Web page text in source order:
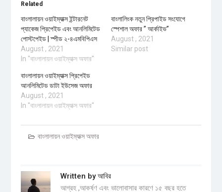
Related
বাংলালায়ন ওয়াইম্যাক্স ইন্টারনেট
প্যাকেজ প্রিপেইড এবং আনলিমিটেড
পোস্টপেইড | স্পীড ২-৪এমবিপিএস
August , 2021
In "বাংলালায়ন ওয়াইম্যাক্স অফার"
বাংলালিংক নতুন প্রিপাইড সংযোগে
স্পেশাল অফার ” আর্কাইভ”
August , 2021
Similar post
বাংলালায়ন ওয়াইম্যাক্স প্রিপেইড
আনলিমিটেড ডাটা ইউসেজ অফার
August , 2021
In "বাংলালায়ন ওয়াইম্যাক্স অফার"
বাংলালায়ন ওয়াইম্যাক্স অফার
Written byআবির
আগ্রহ ,আকর্ষণ এবং ভালোবাসার কারণে ১৫ বছর হতে